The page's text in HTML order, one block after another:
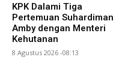
KPK Dalami Tiga
Pertemuan Suhardiman
Amby dengan Menteri
Kehutanan
8 Agustus 2026 -08:13